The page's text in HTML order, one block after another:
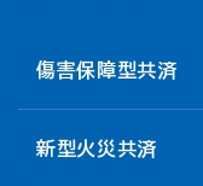
傷害保障型共済
新型火災共済